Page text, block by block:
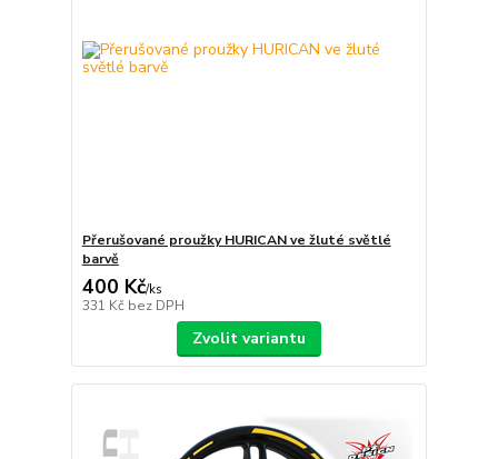
Přerušované proužky HURICAN ve žluté světlé
barvě
400 Kč/ks
331 Kč bez DPH
Zvolit variantu